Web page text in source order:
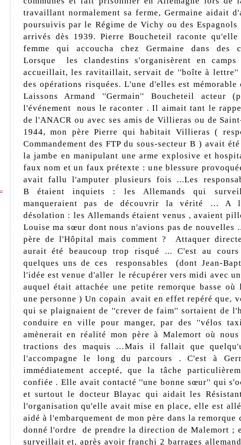
travaillant normalement sa ferme, Germaine aidait
poursuivis par le Régime de Vichy ou des
arrivés dès 1939. Pierre Boucheteil raconte
femme qui accoucha chez Germaine dans des
Lorsque les clandestins s'organisèrent en
accueillait, les ravitaillait, servait de ''boîte à lettre''
des opérations risquées. L'une d'elles est
Laissons Armand ''Germain'' Boucheteil acteur
l'événement nous le raconter . Il aimait tant le
de l'ANACR ou avec ses amis de Villieras ou de
1944, mon père Pierre qui habitait Villieras (
Commandement des FTP du sous-secteur B ) avait
la jambe en manipulant une arme explosive et
faux nom et un faux prétexte : une blessure
avait fallu l'amputer plusieurs fois ...Les
B étaient inquiets : les Allemands qui
manqueraient pas de découvrir la vérité … A
désolation : les Allemands étaient venus , avaient
Louise ma sœur dont nous n'avions pas de
père de l'Hôpital mais comment ? Attaquer
aurait été beaucoup trop risqué ... C'est au
quelques uns de ces responsables (dont Jean-
l'idée est venue d'aller le récupérer vers midi avec
auquel était attachée une petite remorque basse
une personne ) Un copain avait en effet repéré que,
qui se plaignaient de ''crever de faim'' sortaient de
conduire en ville pour manger, par des ''vélos
amènerait en réalité mon père à Malemort où
tractions des maquis …Mais il fallait que
l'accompagne le long du parcours . C'est à
immédiatement accepté, que la tâche
confiée . Elle avait contacté ''une bonne sœur'' qui
et surtout le docteur Blayac qui aidait les
l'organisation qu'elle avait mise en place, elle est
aidé à l'embarquement de mon père dans la
donné l'ordre de prendre la direction de Malemort ;
surveillait et, après avoir franchi 2 barrages